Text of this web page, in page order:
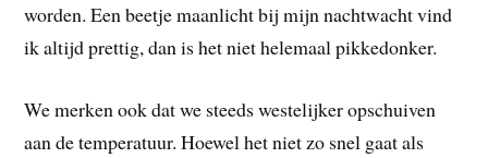
worden. Een beetje maanlicht bij mijn nachtwacht vind
ik altijd prettig, dan is het niet helemaal pikkedonker.
We merken ook dat we steeds westelijker opschuiven
aan de temperatuur. Hoewel het niet zo snel gaat als